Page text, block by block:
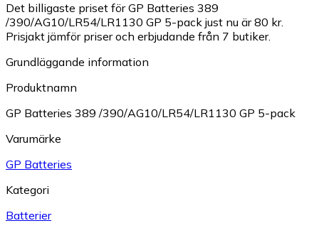
Det billigaste priset för GP Batteries 389
/390/AG10/LR54/LR1130 GP 5-pack just nu är 80 kr.
Prisjakt jämför priser och erbjudande från 7 butiker.
Grundläggande information
Produktnamn
GP Batteries 389 /390/AG10/LR54/LR1130 GP 5-pack
Varumärke
GP Batteries
Kategori
Batterier